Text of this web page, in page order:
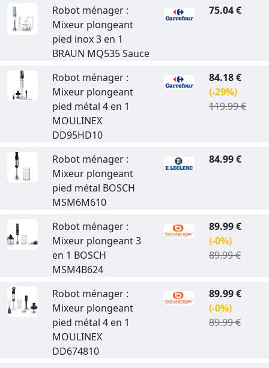
Robot ménager :
Mixeur plongeant
pied inox 3 en 1
BRAUN MQ535 Sauce
75.04 €
Robot ménager :
Mixeur plongeant
pied métal 4 en 1
MOULINEX
DD95HD10
84.18 €
(-29%)
119.99 €
Robot ménager :
Mixeur plongeant
pied métal BOSCH
MSM6M610
84.99 €
Robot ménager :
Mixeur plongeant 3
en 1 BOSCH
MSM4B624
89.99 €
(-0%)
89.99 €
Robot ménager :
Mixeur plongeant
pied métal 4 en 1
MOULINEX
DD674810
89.99 €
(-0%)
89.99 €